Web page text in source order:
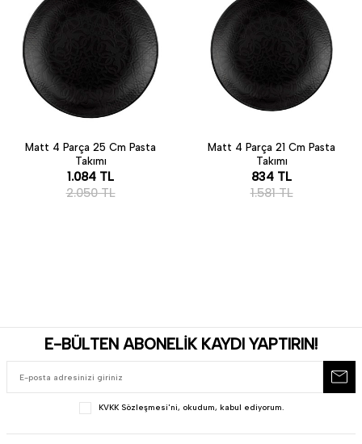
Matt 4 Parça 25 Cm Pasta
Takımı
1.084 TL
2.050TL
Matt 4 Parça 21 Cm Pasta
Takımı
834 TL
1.581TL
E-BÜLTEN ABONELİK KAYDI YAPTIRIN!
KVKK Sözleşmesi'ni, okudum, kabul ediyorum.